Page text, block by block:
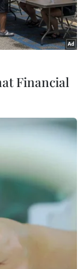
Fort)
và 3
đâm xe vào
thành phố
Financial